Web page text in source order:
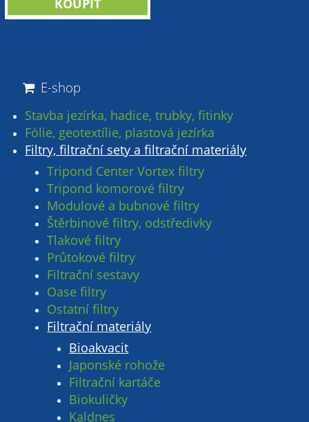
E-shop
Stavba jezírka, hadice, trubky, fitinky
Fólie, geotextílie, plastová jezírka
Filtry, filtrační sety a filtrační materiály
Tripond Center Vortex filtry
Tripond komorové filtry
Modulové a bubnové filtry
Štěrbinové filtry, odstředivky
Tlakové filtry
Průtokové filtry
Filtrační sestavy
Oase filtry
Ostatní filtry
Filtrační materiály
Bioakvacit
Japonské rohože
Filtrační kartáče
Biokuličky
Kaldnes